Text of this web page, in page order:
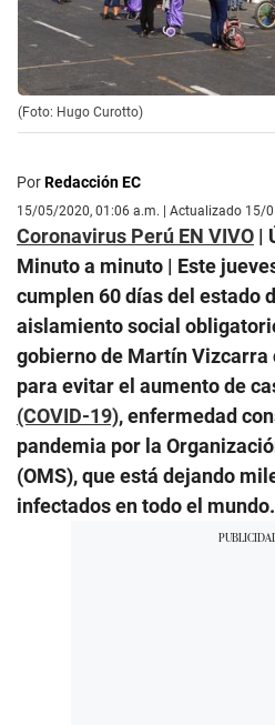
(Foto: Hugo Curotto)
PorRedacción EC
15/05/2020, 01:06 a.m. | Actualizado 15/
Coronavirus Perú EN VIVO |
Minuto a minuto | Este
cumplen 60 días del estado
aislamiento social
gobierno de Martín
para evitar el aumento de
(COVID-19), enfermedad
pandemia por la
(OMS), que está dejando
infectados en todo el mundo.